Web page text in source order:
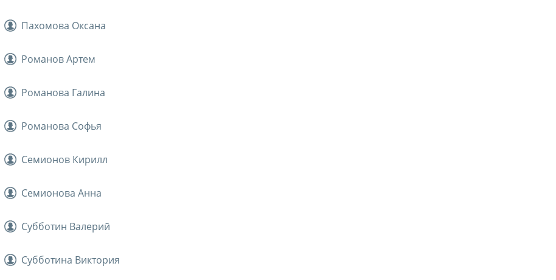
Пахомова Оксана
Романов Артем
Романова Галина
Романова Софья
Семионов Кирилл
Семионова Анна
Субботин Валерий
Субботина Виктория